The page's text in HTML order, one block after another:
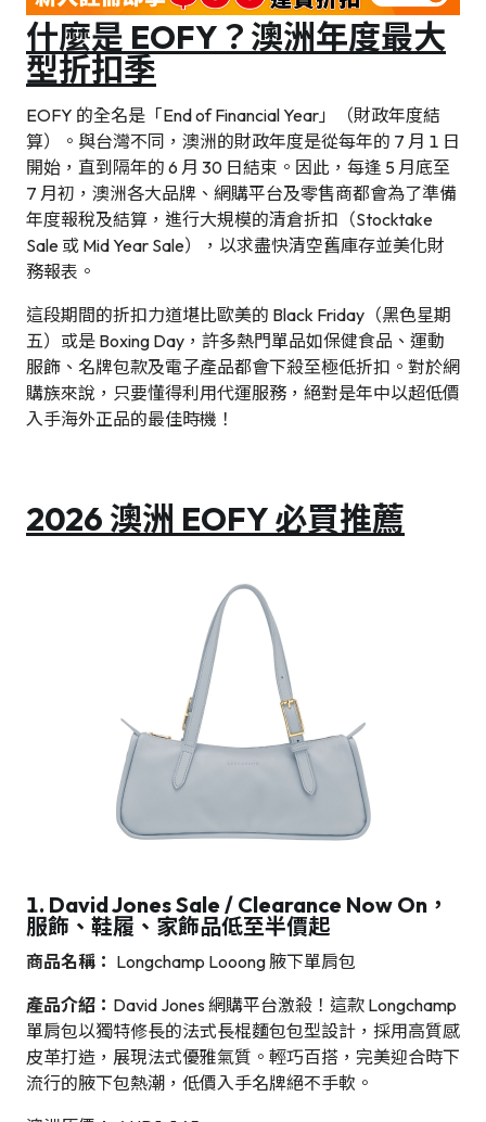
什麼是 EOFY？澳洲年度最大
型折扣季
EOFY 的全名是「End of Financial Year」（財政年度結
算）。與台灣不同，澳洲的財政年度是從每年的 7 月 1 日
開始，直到隔年的 6 月 30 日結束。因此，每逢 5 月底至
7 月初，澳洲各大品牌、網購平台及零售商都會為了準備
年度報稅及結算，進行大規模的清倉折扣（Stocktake
Sale 或 Mid Year Sale），以求盡快清空舊庫存並美化財
務報表。
這段期間的折扣力道堪比歐美的 Black Friday（黑色星期
五）或是 Boxing Day，許多熱門單品如保健食品、運動
服飾、名牌包款及電子產品都會下殺至極低折扣。對於網
購族來說，只要懂得利用代運服務，絕對是年中以超低價
入手海外正品的最佳時機！
2026 澳洲 EOFY 必買推薦
1. David Jones Sale / Clearance Now On，
服飾、鞋履、家飾品低至半價起
商品名稱： Longchamp Looong 腋下單肩包
產品介紹： David Jones 網購平台激殺！這款 Longchamp
單肩包以獨特修長的法式長棍麵包包型設計，採用高質感
皮革打造，展現法式優雅氣質。輕巧百搭，完美迎合時下
流行的腋下包熱潮，低價入手名牌絕不手軟。